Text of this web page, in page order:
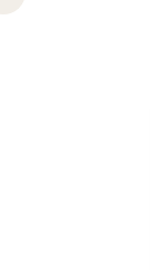
Next slide